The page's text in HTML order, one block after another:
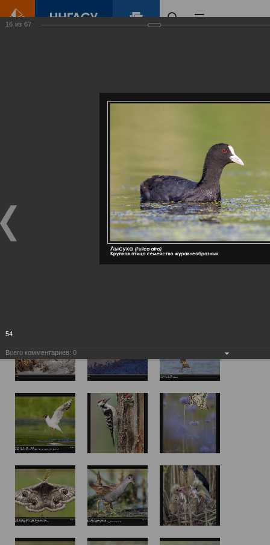
16 из 67
54
Всего комментариев: 0